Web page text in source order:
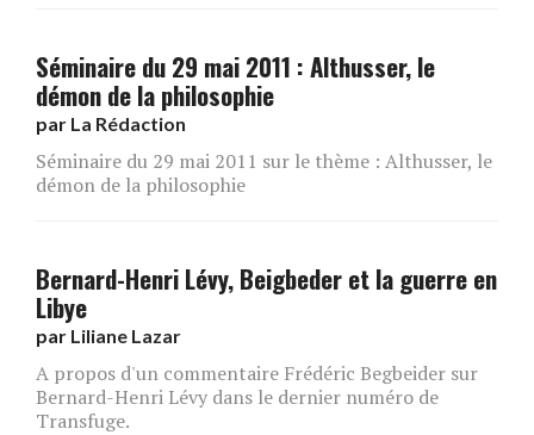
Séminaire du 29 mai 2011 : Althusser, le
démon de la philosophie
par La Rédaction
Séminaire du 29 mai 2011 sur le thème : Althusser, le
démon de la philosophie
Bernard-Henri Lévy, Beigbeder et la guerre en
Libye
par Liliane Lazar
A propos d'un commentaire Frédéric Begbeider sur
Bernard-Henri Lévy dans le dernier numéro de
Transfuge.